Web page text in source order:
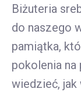
Biżuteria
do naszego
pamiątka,
pokolenia
wiedzieć,